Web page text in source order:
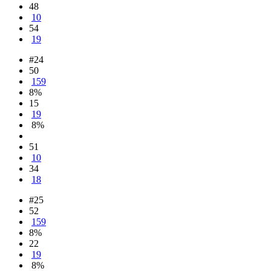
48
10
54
19
#24
50
159
8%
15
19
8%
51
10
34
18
#25
52
159
8%
22
19
8%